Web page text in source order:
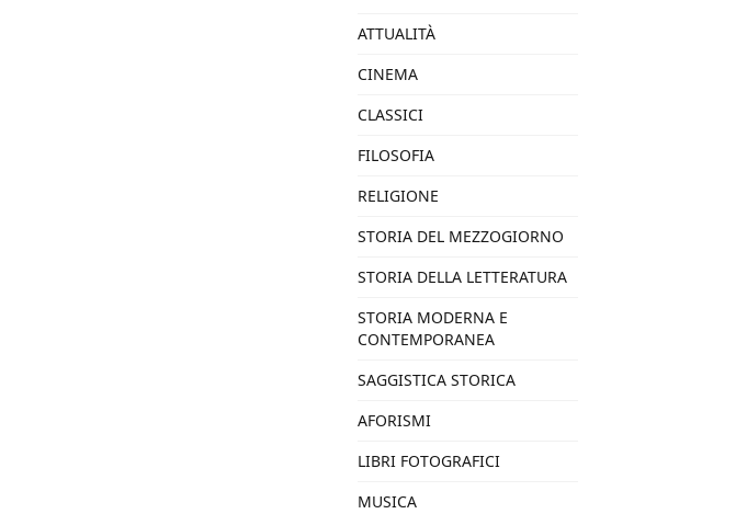
ATTUALITÀ
CINEMA
CLASSICI
FILOSOFIA
RELIGIONE
STORIA DEL MEZZOGIORNO
STORIA DELLA LETTERATURA
STORIA MODERNA E
CONTEMPORANEA
SAGGISTICA STORICA
AFORISMI
LIBRI FOTOGRAFICI
MUSICA